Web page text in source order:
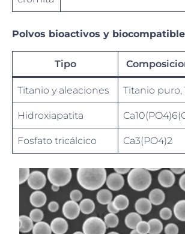
Polvos bioactivos y
Tipo
Titanio y aleaciones Titanio puro,
Hidroxiapatita
Fosfato tricálcico Ca3(PO4)2